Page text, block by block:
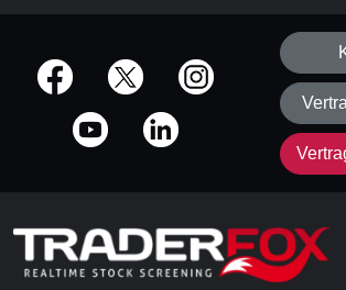
offizielle Social Media-Accounts